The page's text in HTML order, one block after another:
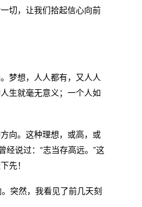
切，让我们拾起信心向前
梦想，人人都有，又人人
生就毫无意义；一个人如
向。这种理想，或高，或
经说过：“志当存高远。”这
先！
突然，我看见了前几天刻